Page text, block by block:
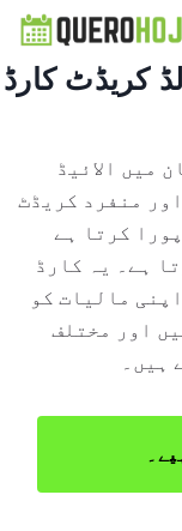
کریڈٹ کارڈ
میں الائیڈ
منفرد کریڈٹ
کرتا ہے
ہے۔ یہ کارڈ
مالیات کو
اور مختلف
ہیں۔